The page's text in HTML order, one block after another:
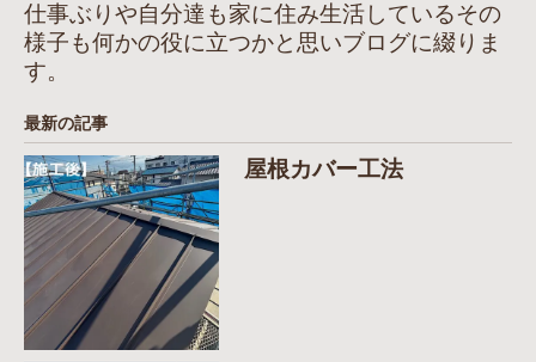
仕事ぶりや自分達も家に住み生活しているその
様子も何かの役に立つかと思いブログに綴りま
す。
最新の記事
屋根カバー工法